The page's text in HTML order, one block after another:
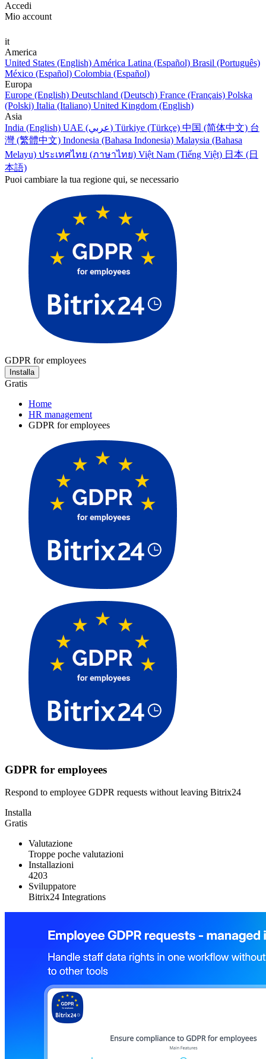
Accedi
Mio account
it
America
United States (English) América Latina (Español) Brasil (Português)
México (Español) Colombia (Español)
Europa
Europe (English) Deutschland (Deutsch) France (Français) Polska
(Polski) Italia (Italiano) United Kingdom (English)
Asia
India (English)
UAE (عربي) Türkiye (Türkçe) 中国 (简体中文) 台
灣 (繁體中文) Indonesia (Bahasa Indonesia) Malaysia (Bahasa
Melayu) ประเทศไทย (ภาษาไทย) Việt Nam (Tiếng Việt) 日本 (日
本語)
Puoi cambiare la tua regione qui, se necessario
GDPR for employees
Installa
Gratis
Home
HR management
GDPR for employees
GDPR for employees
Respond to employee GDPR requests without leaving Bitrix24
Installa
Gratis
Valutazione
Troppe poche valutazioni
Installazioni
4203
Sviluppatore
Bitrix24 Integrations